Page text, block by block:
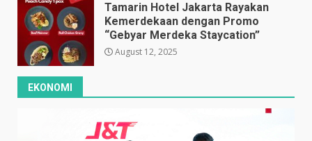
Tamarin Hotel Jakarta Rayakan
Kemerdekaan dengan Promo
“Gebyar Merdeka Staycation”
August 12, 2025
EKONOMI